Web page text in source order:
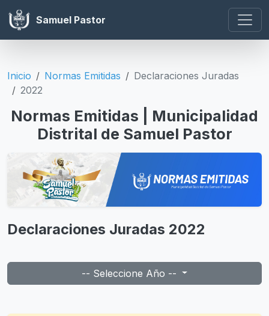
Samuel Pastor
Inicio Normas Emitidas
Declaraciones Juradas
2022
Normas Emitidas | Municipalidad
Distrital de Samuel Pastor
Declaraciones Juradas 2022
-- Seleccione Año --